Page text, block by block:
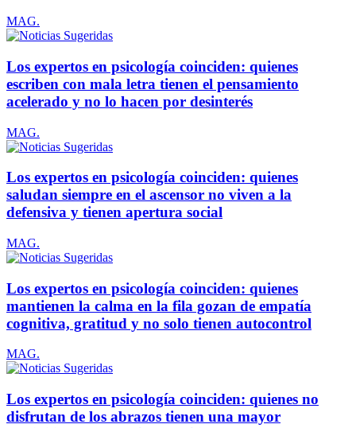
MAG.
Los expertos en psicología coinciden: quienes
escriben con mala letra tienen el pensamiento
acelerado y no lo hacen por desinterés
MAG.
Los expertos en psicología coinciden: quienes
saludan siempre en el ascensor no viven a la
defensiva y tienen apertura social
MAG.
Los expertos en psicología coinciden: quienes
mantienen la calma en la fila gozan de empatía
cognitiva, gratitud y no solo tienen autocontrol
MAG.
Los expertos en psicología coinciden: quienes no
disfrutan de los abrazos tienen una mayor